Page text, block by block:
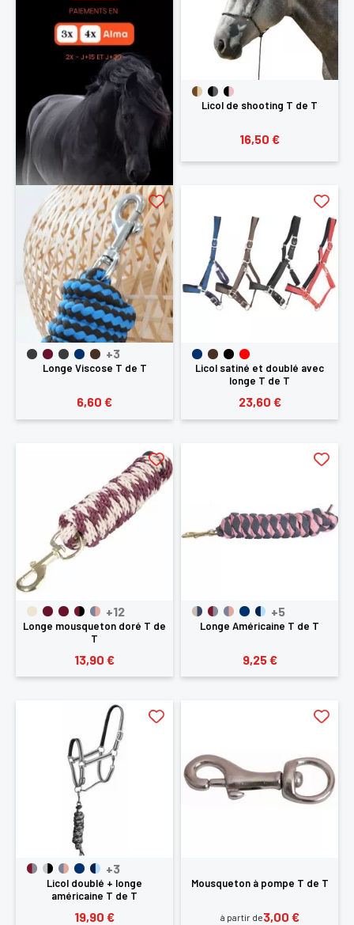
Licol de shooting T de T
16,50 €
+3
Longe Viscose T de T
6,60 €
Licol satiné et doublé avec
longe T de T
23,60 €
+12
Longe mousqueton doré T de
T
13,90 €
+5
Longe Américaine T de T
9,25 €
+3
Licol doublé + longe
américaine T de T
19,90 €
Mousqueton à pompe T de T
à partir de3,00 €